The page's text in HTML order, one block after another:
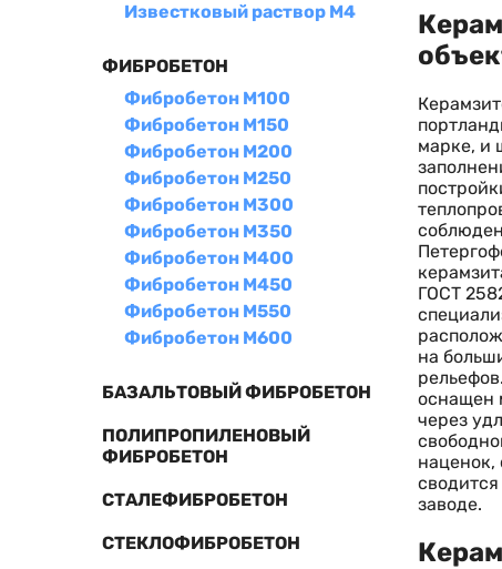
Известковый раствор М4
ФИБРОБЕТОН
Фибробетон М100
Фибробетон М150
Фибробетон М200
Фибробетон М250
Фибробетон М300
Фибробетон М350
Фибробетон М400
Фибробетон М450
Фибробетон М550
Фибробетон М600
БАЗАЛЬТОВЫЙ ФИБРОБЕТОН
ПОЛИПРОПИЛЕНОВЫЙ
ФИБРОБЕТОН
СТАЛЕФИБРОБЕТОН
СТЕКЛОФИБРОБЕТОН
марке, и
ГОСТ
на
оснащен
через
наценок,
заводе.